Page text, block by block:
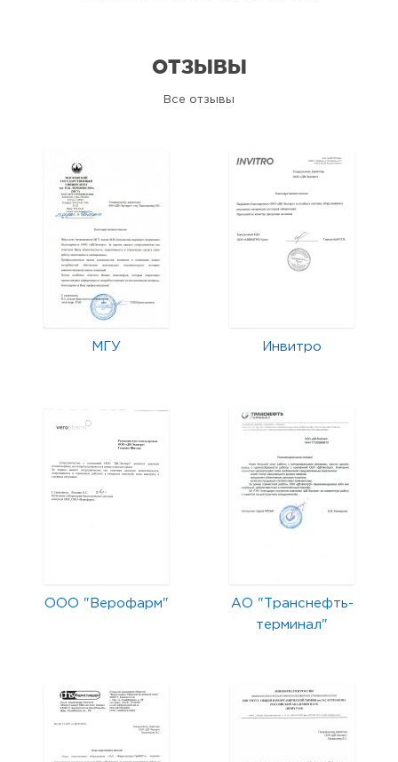
ОТЗЫВЫ
Все отзывы
МГУ Инвитро
ООО "Верофарм"
АО "Транснефть-
терминал"